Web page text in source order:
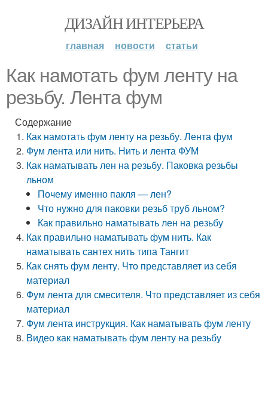
ДИЗАЙН ИНТЕРЬЕРА
главная новости статьи
Как намотать фум ленту на
резьбу. Лента фум
Содержание
Как намотать фум ленту на резьбу. Лента фум
Фум лента или нить. Нить и лента ФУМ
Как наматывать лен на резьбу. Паковка резьбы
льном
Почему именно пакля — лен?
Что нужно для паковки резьб труб льном?
Как правильно наматывать лен на резьбу
Как правильно наматывать фум нить. Как
наматывать сантех нить типа Тангит
Как снять фум ленту. Что представляет из себя
материал
Фум лента для смесителя. Что представляет из себя
материал
Фум лента инструкция. Как наматывать фум ленту
Видео как наматывать фум ленту на резьбу